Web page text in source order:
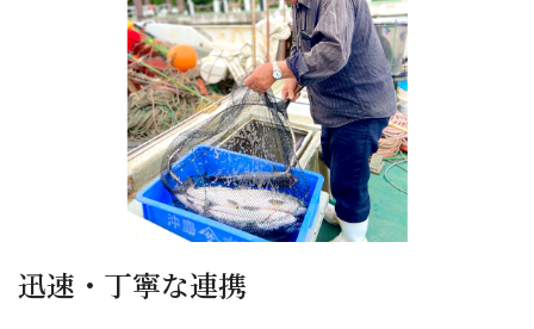
迅速・丁寧な連携